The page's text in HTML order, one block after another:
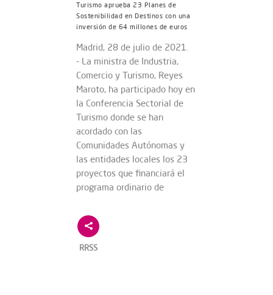
Turismo aprueba 23 Planes de
Sostenibilidad en Destinos con una
inversión de 64 millones de euros
Madrid, 28 de julio de 2021.
- La ministra de Industria,
Comercio y Turismo, Reyes
Maroto, ha participado hoy en
la Conferencia Sectorial de
Turismo donde se han
acordado con las
Comunidades Autónomas y
las entidades locales los 23
proyectos que financiará el
programa ordinario de
RRSS